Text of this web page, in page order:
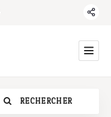
RECHERCHER